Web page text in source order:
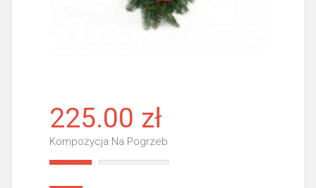
225.00 zł
Kompozycja Na Pogrzeb